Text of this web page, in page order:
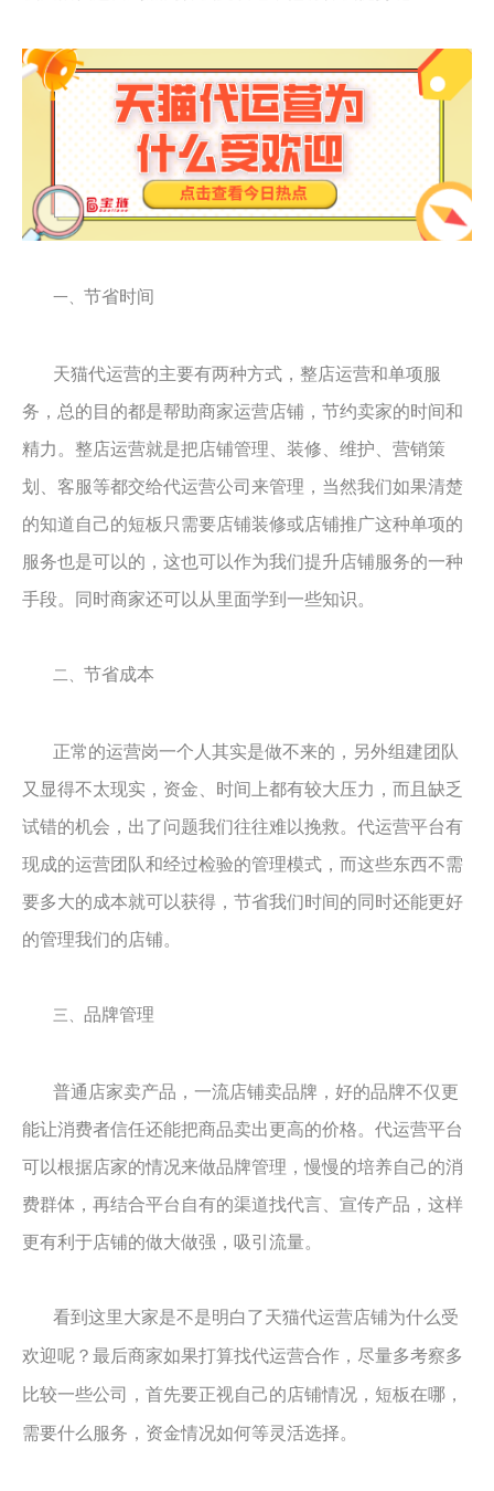
一、 节省时间
天猫代运营的主要有两种方式，整店运营和单项服
务，总的目的都是帮助商家运营店铺，节约卖家的时间和
精力。整店运营就是把店铺管理、装修、维护、营销策
划、客服等都交给代运营公司来管理，当然我们如果清楚
的知道自己的短板只需要店铺装修或店铺推广这种单项的
服务也是可以的，这也可以作为我们提升店铺服务的一种
手段。同时商家还可以从里面学到一些知识。
二、 节省成本
正常的运营岗一个人其实是做不来的，另外组建团队
又显得不太现实，资金、时间上都有较大压力，而且缺乏
试错的机会，出了问题我们往往难以挽救。代运营平台有
现成的运营团队和经过检验的管理模式，而这些东西不需
要多大的成本就可以获得，节省我们时间的同时还能更好
的管理我们的店铺。
三、 品牌管理
普通店家卖产品，一流店铺卖品牌，好的品牌不仅更
能让消费者信任还能把商品卖出更高的价格。代运营平台
可以根据店家的情况来做品牌管理，慢慢的培养自己的消
费群体，再结合平台自有的渠道找代言、宣传产品，这样
更有利于店铺的做大做强，吸引流量。
看到这里大家是不是明白了天猫代运营店铺为什么受
欢迎呢？最后商家如果打算找代运营合作，尽量多考察多
比较一些公司，首先要正视自己的店铺情况，短板在哪，
需要什么服务，资金情况如何等灵活选择。